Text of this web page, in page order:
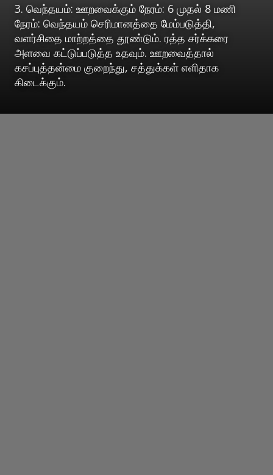
3. வெந்தயம்: ஊறவைக்கும் நேரம்: 6 முதல் 8 மணி
நேரம்: வெந்தயம் செரிமானத்தை மேம்படுத்தி,
வளர்சிதை மாற்றத்தை தூண்டும். ரத்த சர்க்கரை
அளவை கட்டுப்படுத்த உதவும். ஊறவைத்தால்
கசப்புத்தன்மை குறைந்து, சத்துக்கள் எளிதாக
கிடைக்கும்.